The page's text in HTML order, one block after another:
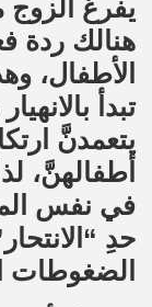
يفرغ
هنالك ردة
الأطفال،
تبدأ
يتعمدنَّ
أطفالهنَّ،
في نفس
حدِ
الضغوطات